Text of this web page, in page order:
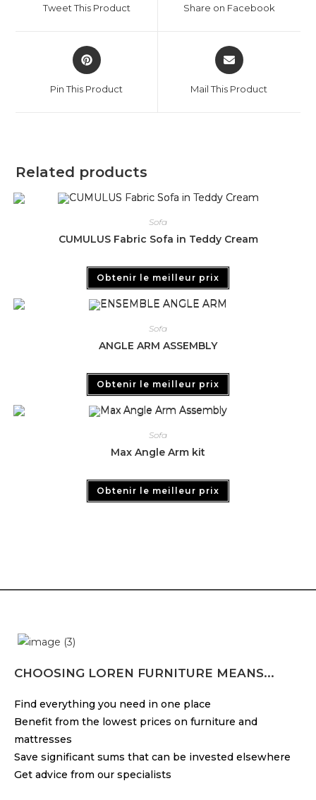
Tweet This Product Share on Facebook
Pin This Product Mail This Product
Related products
Sofa
CUMULUS Fabric Sofa in Teddy Cream
Obtenir le meilleur prix
Sofa
ANGLE ARM ASSEMBLY
Obtenir le meilleur prix
Sofa
Max Angle Arm kit
Obtenir le meilleur prix
CHOOSING LOREN FURNITURE MEANS...
Find everything you need in one place
Benefit from the lowest prices on furniture and
mattresses
Save significant sums that can be invested elsewhere
Get advice from our specialists